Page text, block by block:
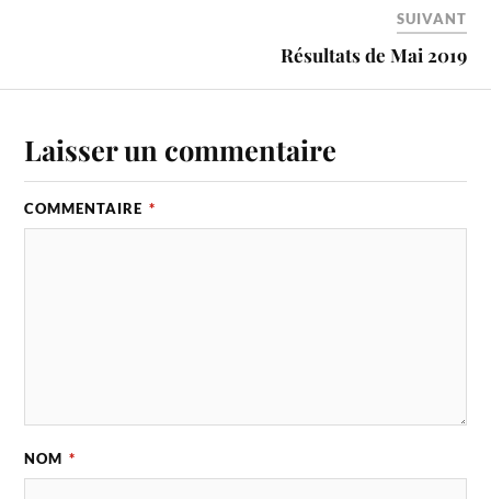
SUIVANT
Résultats de Mai 2019
Laisser un commentaire
COMMENTAIRE *
NOM *